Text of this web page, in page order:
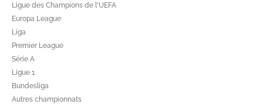
Ligue des Champions de l'UEFA
Europa League
Liga
Premier League
Série A
Ligue 1
Bundesliga
Autres championnats